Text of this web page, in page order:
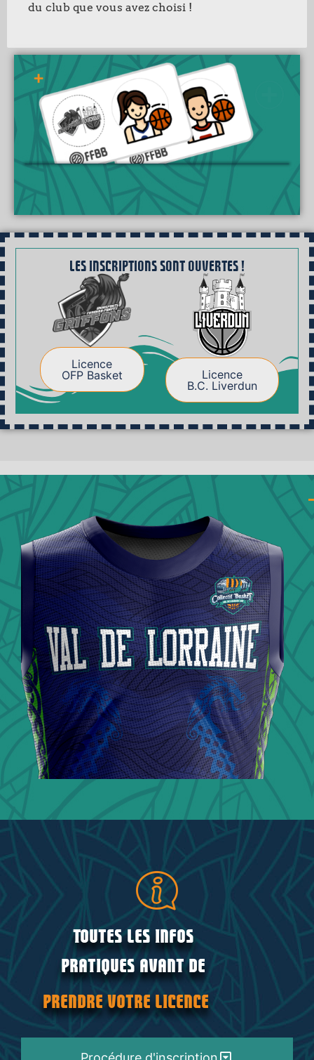
du club que vous avez choisi !
Devenez adhérent
Les inscriptions sont ouvertes !
Licence
OFP Basket
Licence
B.C. Liverdun
Toutes les infos
pratiques avant de
prendre votre licence